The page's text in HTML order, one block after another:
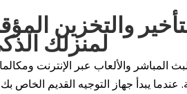
والتخزين
لمنزلك